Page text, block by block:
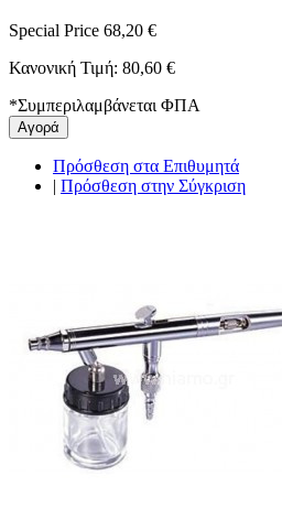
Special Price 68,20 €
Κανονική Τιμή: 80,60 €
*Συμπεριλαμβάνεται ΦΠΑ
Αγορά
Πρόσθεση στα Επιθυμητά
| Πρόσθεση στην Σύγκριση